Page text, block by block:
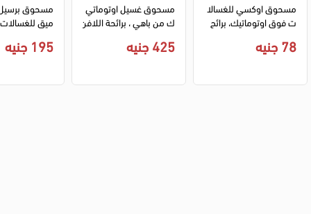
مسحوق اوكسي للغسالا
ت فوق اوتوماتيك، برائح
78 جنيه
مسحوق غسيل اوتوماتي
ك من باهي ، برائحة اللافن
425 جنيه
مسحوق
ميق
لوجرام
195 جنيه